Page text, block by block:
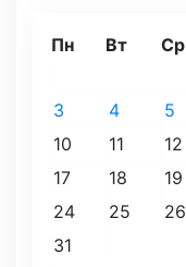
Пн Вт Ср
3
4 5
10
11 12
17
18 19
24
25 26
31